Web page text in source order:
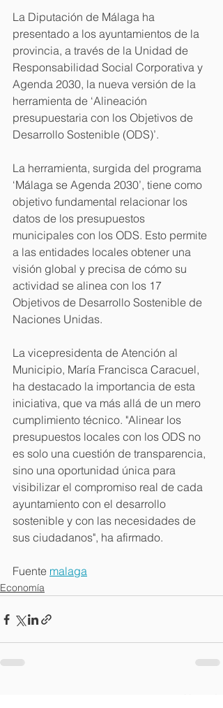
La Diputación de Málaga ha
presentado a los ayuntamientos de la
provincia, a través de la Unidad de
Responsabilidad Social Corporativa y
Agenda 2030, la nueva versión de la
herramienta de ‘Alineación
presupuestaria con los Objetivos de
Desarrollo Sostenible (ODS)’.
La herramienta, surgida del programa
‘Málaga se Agenda 2030’, tiene como
objetivo fundamental relacionar los
datos de los presupuestos
municipales con los ODS. Esto permite
a las entidades locales obtener una
visión global y precisa de cómo su
actividad se alinea con los 17
Objetivos de Desarrollo Sostenible de
Naciones Unidas.
La vicepresidenta de Atención al
Municipio, María Francisca Caracuel,
ha destacado la importancia de esta
iniciativa, que va más allá de un mero
cumplimiento técnico. "Alinear los
presupuestos locales con los ODS no
es solo una cuestión de transparencia,
sino una oportunidad única para
visibilizar el compromiso real de cada
ayuntamiento con el desarrollo
sostenible y con las necesidades de
sus ciudadanos", ha afirmado.
Fuente malaga
Economía